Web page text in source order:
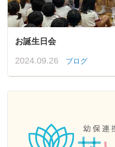
お誕生日会
2024.09.26 ブログ